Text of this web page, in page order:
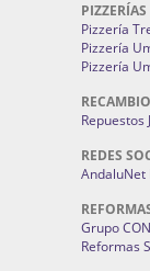
PIZZERÍAS
Pizzería
Pizzería
Pizzería
Repuestos
REDES
Grupo
Reformas